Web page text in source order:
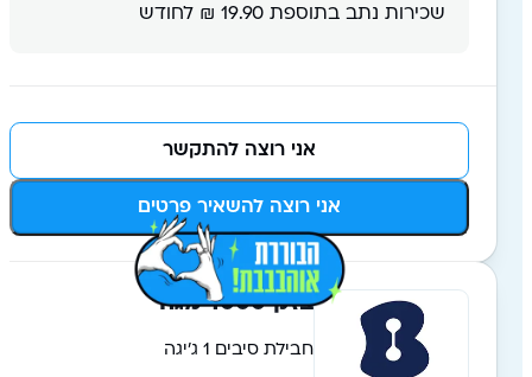
שכירות נתב בתוספת 19.90 ₪ לחודש
אני רוצה להשאיר פרטים
אני רוצה להתקשר
בזק 1000 מגה
חבילת סיבים 1 ג'יגה